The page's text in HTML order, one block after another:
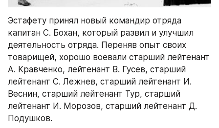
Эстафету принял новый командир отряда
капитан С. Бохан, который развил и улучшил
деятельность отряда. Переняв опыт своих
товарищей, хорошо воевали старший лейтенант
А. Кравченко, лейтенант В. Гусев, старший
лейтенант С. Лежнев, старший лейтенант И.
Веснин, старший лейтенант Тур, старший
лейтенант И. Морозов, старший лейтенант Д.
Подушков.